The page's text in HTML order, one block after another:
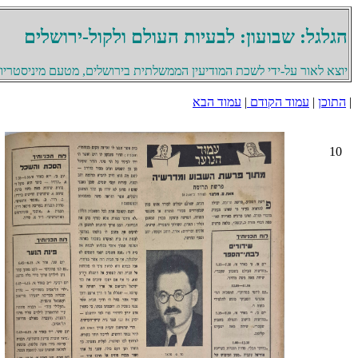
הגלגל: שבועון: לבעיות העולם ולקול-ירושלים
יוצא לאור על-ידי לשכת המודיעין הממשלתית בירושלים, מטעם
| התוכן | עמוד הקודם | עמוד הבא
10